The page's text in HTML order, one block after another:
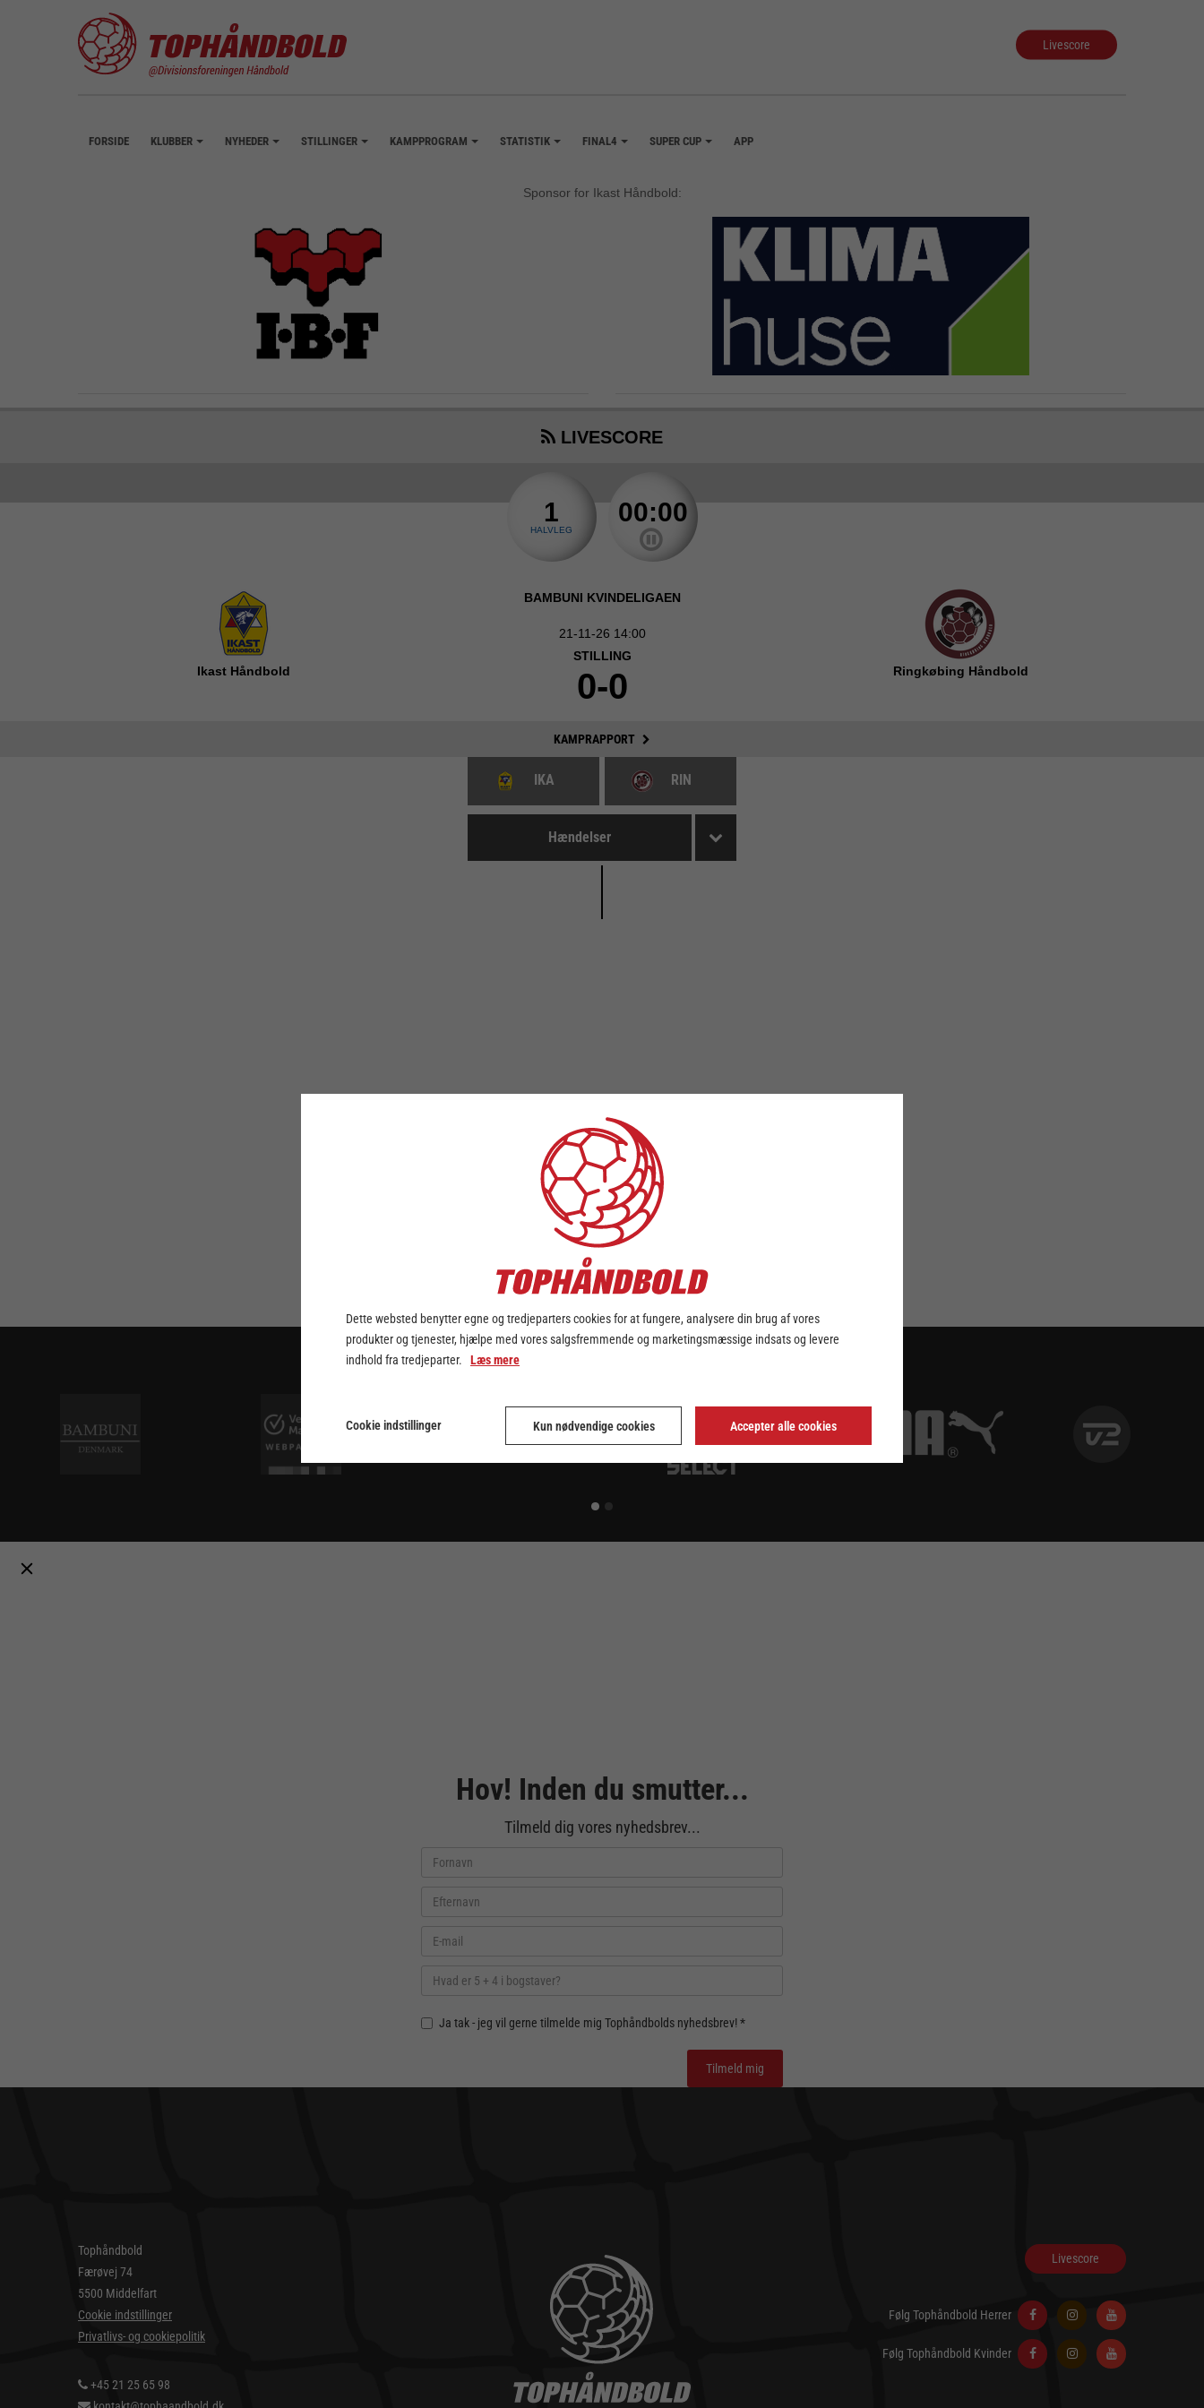
Livescore
FORSIDE KLUBBER NYHEDER STILLINGER KAMPPROGRAM STATISTIK FINAL4 SUPER CUP APP
Sponsor for Ikast Håndbold:
LIVESCORE
1
HALVLEG
00:00
Ikast Håndbold
BAMBUNI KVINDELIGAEN
21-11-26 14:00
STILLING
0-0 Ringkøbing Håndbold
KAMPRAPPORT
IKA RIN
Hændelser
Hov! Inden du smutter...
Tilmeld dig vores nyhedsbrev...
Ja tak - jeg vil gerne tilmelde mig Tophåndbolds nyhedsbrev! *
Tophåndbold
Færøvej 74
5500 Middelfart
Cookie indstillinger
Privatlivs- og cookiepolitik
+45 21 25 65 98
Livescore
Følg Tophåndbold Herrer
Følg Tophåndbold Kvinder
Dette websted benytter egne og tredjeparters cookies for at fungere, analysere din brug af vores
produkter og tjenester, hjælpe med vores salgsfremmende og marketingsmæssige indsats og levere
indhold fra tredjeparter. Læs mere
Cookie indstillinger Kun nødvendige cookies Accepter alle cookies